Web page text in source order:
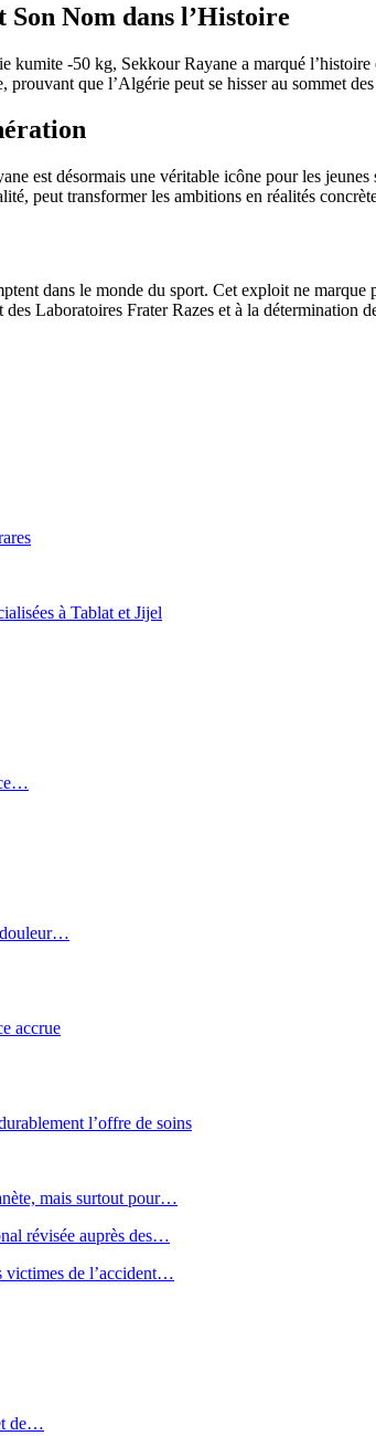
Nom dans l’Histoire
kumite -50 kg, Sekkour Rayane a marqué
que l’Algérie peut se hisser au sommet
est désormais une véritable icône pour les
peut transformer les ambitions en réalités
dans le monde du sport. Cet exploit ne
Laboratoires Frater Razes et à la
à Tablat et Jijel
douleur…
accrue
l’offre de soins
mais surtout pour…
révisée auprès des…
victimes de l’accident…
de…